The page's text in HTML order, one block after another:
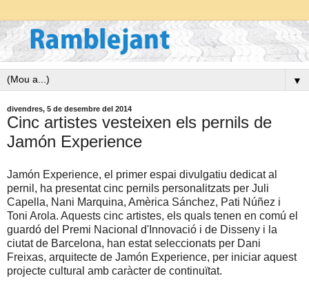
▼
divendres, 5 de desembre del 2014
Cinc artistes vesteixen els pernils de
Jamón Experience
Jamón Experience, el primer espai divulgatiu dedicat al
pernil, ha presentat cinc pernils personalitzats per Juli
Capella, Nani Marquina, Amèrica Sánchez, Pati Núñez i
Toni Arola. Aquests cinc artistes, els quals tenen en comú el
guardó del Premi Nacional d'Innovació i de Disseny i la
ciutat de Barcelona, han estat seleccionats per Dani
Freixas, arquitecte de Jamón Experience, per iniciar aquest
projecte cultural amb caràcter de continuïtat.